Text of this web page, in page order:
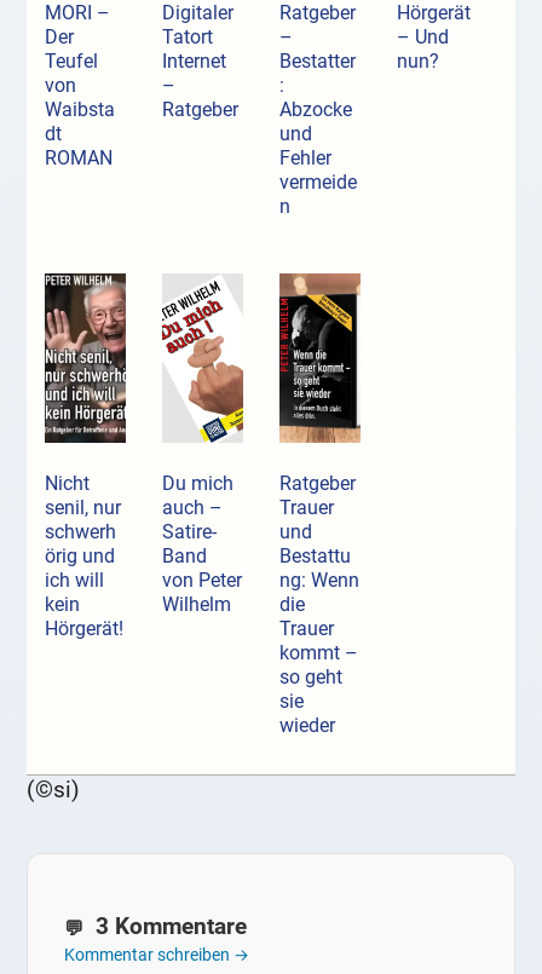
MORI –
Der
Teufel
von
Waibsta
dt
ROMAN
Digitaler
Tatort
Internet
–
Ratgeber
Ratgeber
–
Bestatter
:
Abzocke
und
Fehler
vermeide
n
Hörgerät
– Und
nun?
Nicht
senil, nur
schwerh
örig und
ich will
kein
Hörgerät!
Du mich
auch –
Satire-
Band
von Peter
Wilhelm
Ratgeber
Trauer
und
Bestattu
ng: Wenn
die
Trauer
kommt –
so geht
sie
wieder
(©si)
3 Kommentare
Kommentar schreiben →